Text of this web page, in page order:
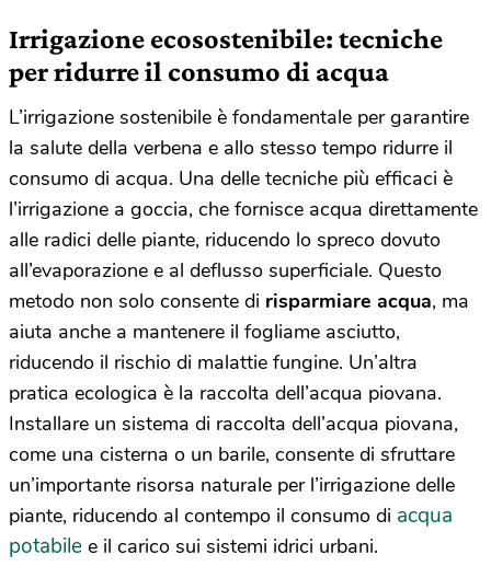
Irrigazione ecosostenibile: tecniche
per ridurre il consumo di acqua
L’irrigazione sostenibile è fondamentale per garantire
la salute della verbena e allo stesso tempo ridurre il
consumo di acqua. Una delle tecniche più efficaci è
l’irrigazione a goccia, che fornisce acqua direttamente
alle radici delle piante, riducendo lo spreco dovuto
all’evaporazione e al deflusso superficiale. Questo
metodo non solo consente di risparmiare acqua, ma
aiuta anche a mantenere il fogliame asciutto,
riducendo il rischio di malattie fungine. Un’altra
pratica ecologica è la raccolta dell’acqua piovana.
Installare un sistema di raccolta dell’acqua piovana,
come una cisterna o un barile, consente di sfruttare
un’importante risorsa naturale per l’irrigazione delle
piante, riducendo al contempo il consumo di acqua
potabile e il carico sui sistemi idrici urbani.